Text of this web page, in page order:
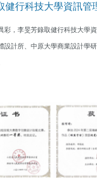
健行科技大學資訊管
彩，李旻芳錄取健行科技大學
設計所、中原大學商業設計學